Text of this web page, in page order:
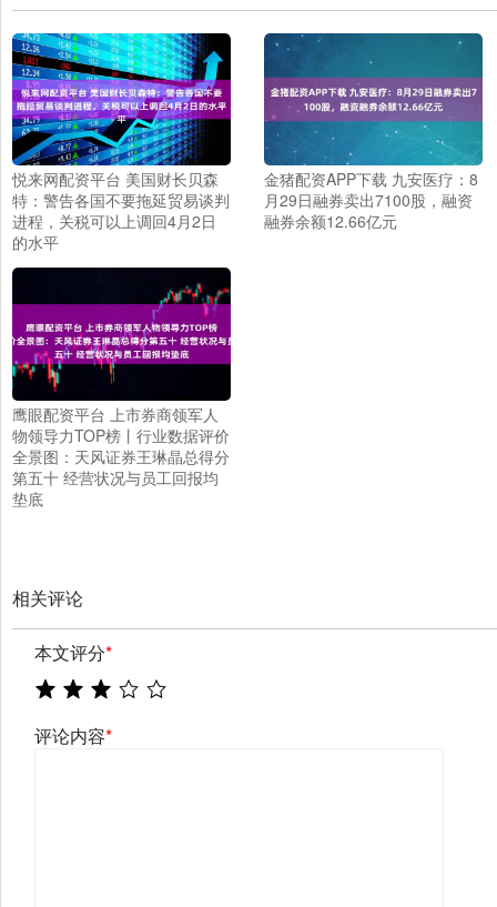
悦来网配资平台 美国财长贝森
特：警告各国不要拖延贸易谈判
进程，关税可以上调回4月2日
的水平
金猪配资APP下载 九安医疗：8
月29日融券卖出7100股，融资
融券余额12.66亿元
鹰眼配资平台 上市券商领军人
物领导力TOP榜丨行业数据评价
全景图：天风证券王琳晶总得分
第五十 经营状况与员工回报均
垫底
相关评论
本文评分*
评论内容*